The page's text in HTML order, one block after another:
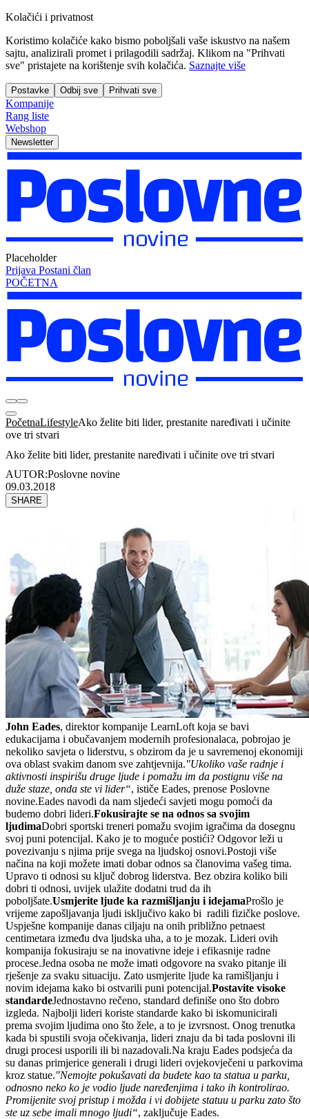
Kolačići i privatnost
Koristimo kolačiće kako bismo poboljšali vaše iskustvo na našem
sajtu, analizirali promet i prilagodili sadržaj. Klikom na "Prihvati
sve" pristajete na korištenje svih kolačića. Saznajte više
Postavke Odbij sve Prihvati sve
Kompanije
Rang liste
Webshop
Newsletter
Placeholder
Prijava Postani član
POČETNA
PočetnaLifestyleAko želite biti lider, prestanite naređivati i učinite
ove tri stvari
Ako želite biti lider, prestanite naređivati i učinite ove tri stvari
AUTOR:Poslovne novine
09.03.2018
SHARE
John Eades, direktor kompanije LearnLoft koja se bavi
edukacijama i obučavanjem modernih profesionalaca, pobrojao je
nekoliko savjeta o liderstvu, s obzirom da je u savremenoj ekonomiji
ova oblast svakim danom sve zahtjevnija."Ukoliko vaše radnje i
aktivnosti inspirišu druge ljude i pomažu im da postignu više na
duže staze, onda ste vi lider“, ističe Eades, prenose Poslovne
novine.Eades navodi da nam sljedeći savjeti mogu pomoći da
budemo dobri lideri.Fokusirajte se na odnos sa svojim
ljudimaDobri sportski treneri pomažu svojim igračima da dosegnu
svoj puni potencijal. Kako je to moguće postići? Odgovor leži u
povezivanju s njima prije svega na ljudskoj osnovi.Postoji više
načina na koji možete imati dobar odnos sa članovima vašeg tima.
Upravo ti odnosi su ključ dobrog liderstva. Bez obzira koliko bili
dobri ti odnosi, uvijek ulažite dodatni trud da ih
poboljšate.Usmjerite ljude ka razmišljanju i idejamaProšlo je
vrijeme zapošljavanja ljudi isključivo kako bi radili fizičke poslove.
Uspješne kompanije danas ciljaju na onih približno petnaest
centimetara između dva ljudska uha, a to je mozak. Lideri ovih
kompanija fokusiraju se na inovativne ideje i efikasnije radne
procese.Jedna osoba ne može imati odgovore na svako pitanje ili
rješenje za svaku situaciju. Zato usmjerite ljude ka ramišljanju i
novim idejama kako bi ostvarili puni potencijal.Postavite visoke
standardeJednostavno rečeno, standard definiše ono što dobro
izgleda. Najbolji lideri koriste standarde kako bi iskomunicirali
prema svojim ljudima ono što žele, a to je izvrsnost. Onog trenutka
kada bi spustili svoja očekivanja, lideri znaju da bi tada poslovni ili
drugi procesi usporili ili bi nazadovali.Na kraju Eades podsjeća da
su danas primjerice generali i drugi lideri ovjekovječeni u parkovima
kroz statue."Nemojte pokušavati da budete kao ta statua u parku,
odnosno neko ko je vodio ljude naređenjima i tako ih kontrolirao.
Promijenite svoj pristup i možda i vi dobijete statuu u parku zato što
ste uz sebe imali mnogo ljudi“, zaključuje Eades.